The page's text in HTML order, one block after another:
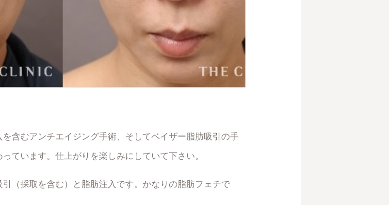
含むアンチエイジング手術、そしてベイザー脂肪吸引の手
ています。仕上がりを楽しみにしていて下さい。
（採取を含む）と脂肪注入です。かなりの脂肪フェチで